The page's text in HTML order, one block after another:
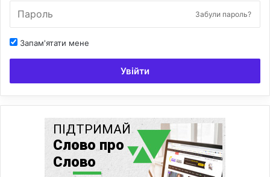
Забули пароль?
Запам'ятати мене
Увійти